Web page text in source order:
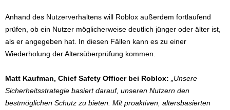
Anhand des Nutzerverhaltens will Roblox außerdem fortlaufend
prüfen, ob ein Nutzer möglicherweise deutlich jünger oder älter ist,
als er angegeben hat. In diesen Fällen kann es zu einer
Wiederholung der Altersüberprüfung kommen.
Matt Kaufman, Chief Safety Officer bei Roblox:
„Unsere
Sicherheitsstrategie basiert darauf, unseren Nutzern den
bestmöglichen Schutz zu bieten. Mit proaktiven, altersbasierten